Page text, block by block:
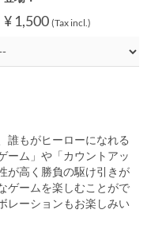
¥ 1,500 (Tax incl.)
誰もがヒーローになれる
ーム」や「カウントアッ
が高く勝負の駆け引きが
ゲームを楽しむことがで
レーションもお楽しみい